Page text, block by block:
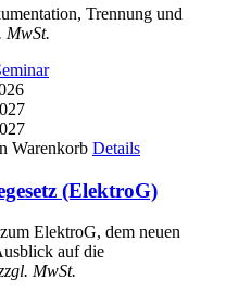
Trennung und
MwSt.
Warenkorb Details
(ElektroG)
ElektroG, dem neuen
auf die
MwSt.